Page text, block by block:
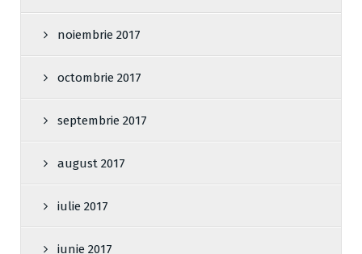
noiembrie 2017
octombrie 2017
septembrie 2017
august 2017
iulie 2017
iunie 2017